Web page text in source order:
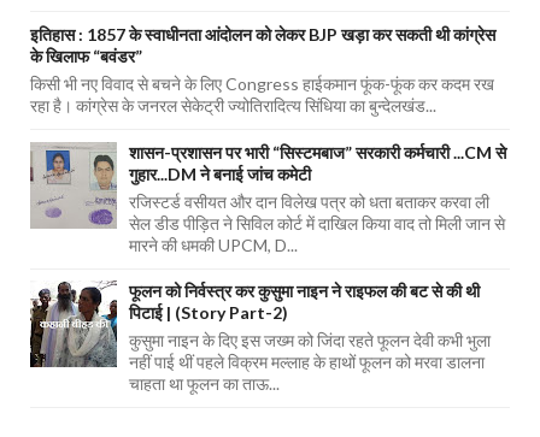
इतिहास : 1857 के स्वाधीनता आंदोलन को लेकर BJP खड़ा कर सकती थी कांग्रेस
के खिलाफ “बवंडर”
किसी भी नए विवाद से बचने के लिए Congress हाईकमान फूंक-फूंक कर कदम रख
रहा है। कांग्रेस के जनरल सेकेट्री ज्योतिरादित्य सिंधिया का बुन्देलखंड...
शासन-प्रशासन पर भारी “सिस्टमबाज” सरकारी कर्मचारी ...CM से
गुहार...DM ने बनाई जांच कमेटी
रजिस्टर्ड वसीयत और दान विलेख पत्र को धता बताकर करवा ली
सेल डीड पीड़ित ने सिविल कोर्ट में दाखिल किया वाद तो मिली जान से
मारने की धमकी UPCM, D...
फूलन को निर्वस्त्र कर कुसुमा नाइन ने राइफल की बट से की थी
पिटाई | (Story Part-2)
कुसुमा नाइन के दिए इस जख्म को जिंदा रहते फूलन देवी कभी भुला
नहीं पाई थीं पहले विक्रम मल्लाह के हाथों फूलन को मरवा डालना
चाहता था फूलन का ताऊ...